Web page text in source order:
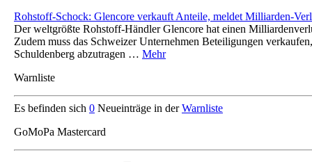
Rohstoff-Schock: Glencore verkauft Anteile, meldet Milliarden-
Der weltgrößte Rohstoff-Händler Glencore hat einen
Zudem muss das Schweizer Unternehmen Beteiligungen
Schuldenberg abzutragen … Mehr
Warnliste
Es befinden sich 0 Neueinträge in derWarnliste
GoMoPa Mastercard